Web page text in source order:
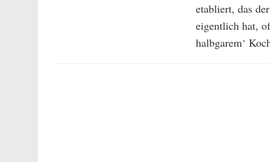
etabliert, das
eigentlich hat,
halbgarem‘